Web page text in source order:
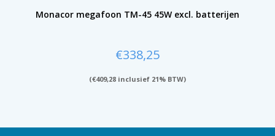
Monacor megafoon TM-45 45W excl. batterijen
€338,25
(€409,28 inclusief 21% BTW)